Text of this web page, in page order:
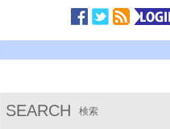
SEARCH 検索